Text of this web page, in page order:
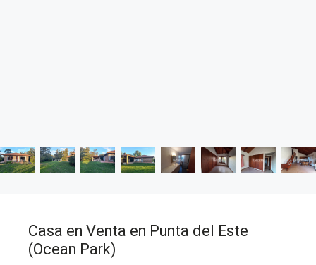
Casa en Venta en Punta del Este
(Ocean Park)